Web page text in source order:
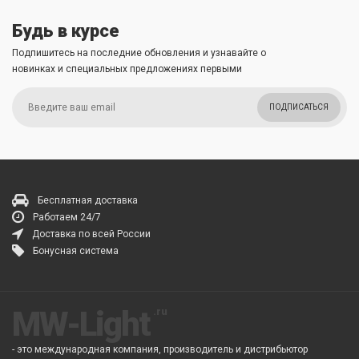
Будь в курсе
Подпишитесь на последние обновления и узнавайте о
новинках и специальных предложениях первыми
ПОДПИСАТЬСЯ
Бесплатная доставка
Работаем 24/7
Доставка по всей России
Бонусная система
- это международная компания, производитель и дистрибьютор